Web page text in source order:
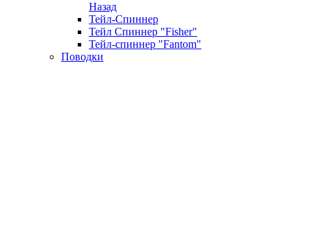
Назад
Тейл-Спиннер
Тейл Спиннер "Fisher"
Тейл-спиннер "Fantom"
Поводки